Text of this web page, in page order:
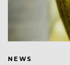
NEWS